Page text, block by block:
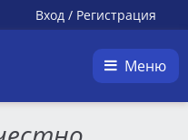
Вход / Регистрация
Меню